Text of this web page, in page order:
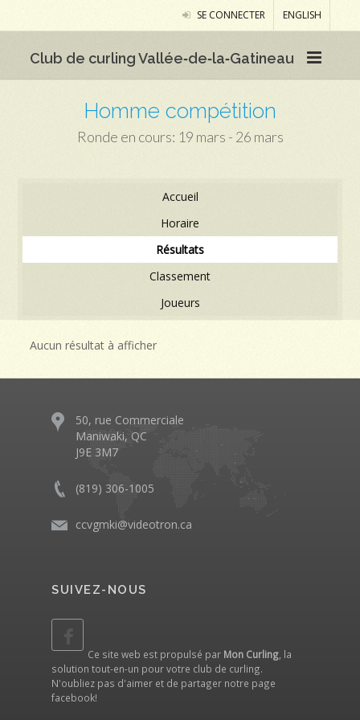
SE CONNECTER ENGLISH
Club de curling Vallée‑de‑la‑Gatineau
Homme compétition
Ronde en cours: 19 mars - 26 mars
Accueil
Horaire
Résultats
Classement
Joueurs
Aucun résultat à afficher
50, rue Commerciale
Maniwaki, QC
J9E 3M7
(819) 306-1005
ccvgmki@videotron.ca
SUIVEZ-NOUS
Ce site web est propulsé par Mon Curling, la
solution tout-en-un pour votre club de curling.
N'oubliez pas d'aimer et de partager notre page
facebook!